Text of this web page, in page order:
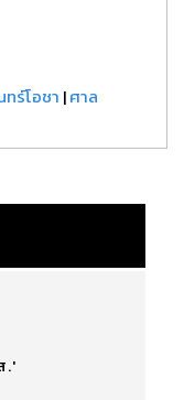
ร์โอชา |ศาล
.'